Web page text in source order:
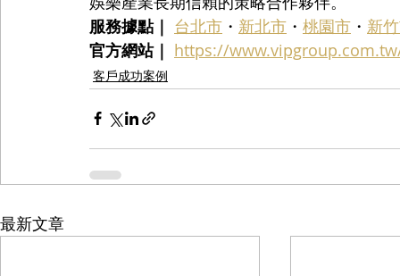
服務據點｜ 台北市 ・ 新北市 ・ 桃園市 ・ 新
官方網站｜ https://
客戶成功案例
最新文章